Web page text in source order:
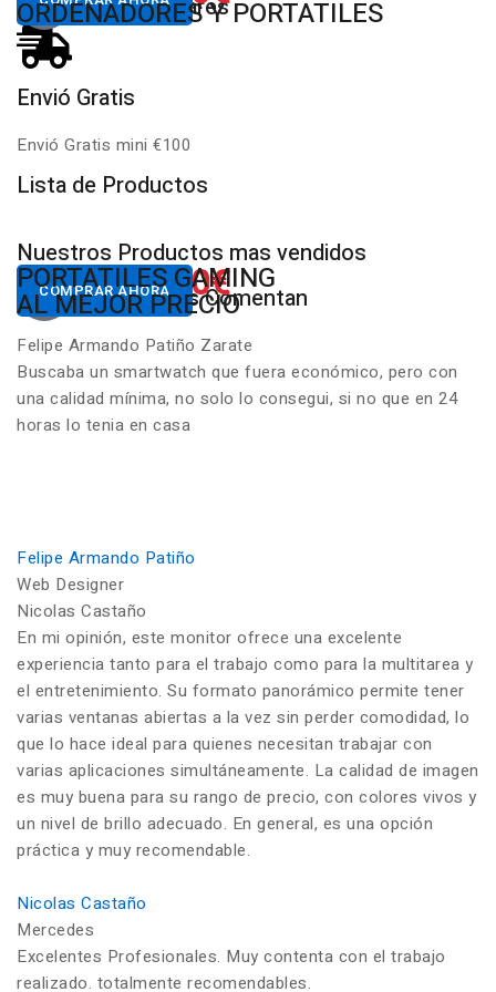
MULTIMARCA
ORDENADORES Y PORTATILES
Productos Populares
Envió Gratis
Envió Gratis mini €100
Lista de Productos
Nuestros Productos mas vendidos
Desde650.00€
COMPRAR AHORA
NUESTROS PC
GAMING RGB
Desde822.00€
COMPRAR AHORA
PORTATILES GAMING
AL MEJOR PRECIO
Nuestros Clientes Comentan
Felipe Armando Patiño Zarate
Buscaba un smartwatch que fuera económico, pero con
una calidad mínima, no solo lo consegui, si no que en 24
horas lo tenia en casa
Felipe Armando Patiño
Web Designer
Nicolas Castaño
En mi opinión, este monitor ofrece una excelente
experiencia tanto para el trabajo como para la multitarea y
el entretenimiento. Su formato panorámico permite tener
varias ventanas abiertas a la vez sin perder comodidad, lo
que lo hace ideal para quienes necesitan trabajar con
varias aplicaciones simultáneamente. La calidad de imagen
es muy buena para su rango de precio, con colores vivos y
un nivel de brillo adecuado. En general, es una opción
práctica y muy recomendable.
Nicolas Castaño
Mercedes
Excelentes Profesionales. Muy contenta con el trabajo
realizado. totalmente recomendables.